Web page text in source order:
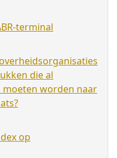
terminal
die al
worden naar
op